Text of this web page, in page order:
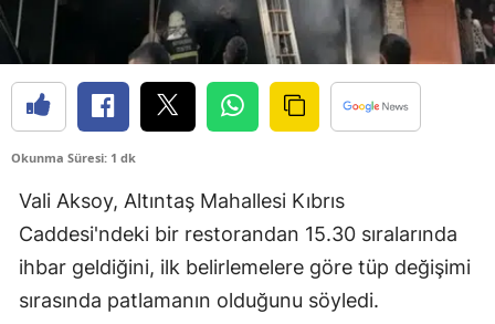
Çankırı
Çorum
Denizli
Elazığ
Erzincan
Okunma Süresi: 1 dk
Vali Aksoy, Altıntaş Mahallesi Kıbrıs
Caddesi'ndeki bir restorandan 15.30 sıralarında
ihbar geldiğini, ilk belirlemelere göre tüp değişimi
sırasında patlamanın olduğunu söyledi.